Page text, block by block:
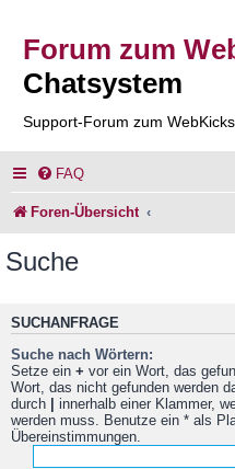
Forum zum
Chatsystem
Support-Forum zum
FAQ
Foren-Übersicht
Suche
SUCHANFRAGE
Suche nach Wörtern:
Setze ein + vor ein Wort, das
Wort, das nicht gefunden werden
durch | innerhalb einer Klammer,
werden muss. Benutze ein * als
Übereinstimmungen.